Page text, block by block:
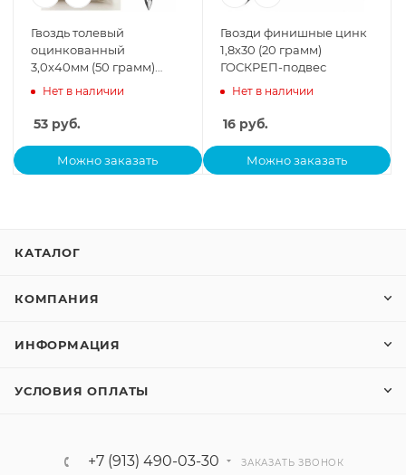
Гвоздь толевый
оцинкованный
3,0x40мм (50 грамм)
100405
Нет в наличии
53 руб.
Можно заказать
Гвозди финишные цинк
1,8х30 (20 грамм)
ГОСКРЕП-подвес
Нет в наличии
16руб.
Можно заказать
КАТАЛОГ
КОМПАНИЯ
ИНФОРМАЦИЯ
УСЛОВИЯ ОПЛАТЫ
+7 (913) 490-03-30 ЗАКАЗАТЬ ЗВОНОК